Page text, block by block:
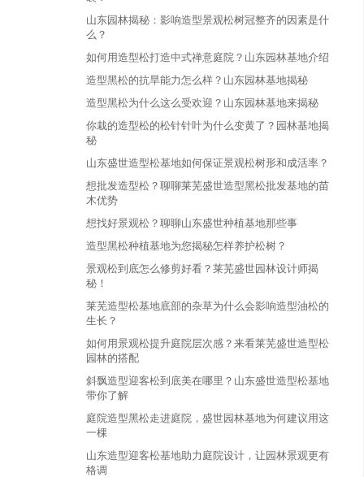
山东园林揭秘：影响造型景观松树冠整齐的因素是什
么？
如何用造型松打造中式禅意庭院？山东园林基地介绍
造型黑松的抗旱能力怎么样？山东园林基地揭秘
造型黑松为什么这么受欢迎？山东园林基地来揭秘
你栽的造型松的松针针叶为什么变黄了？园林基地揭
秘
山东盛世造型松基地如何保证景观松树形和成活率？
想批发造型松？聊聊莱芜盛世造型黑松批发基地的苗
木优势
想找好景观松？聊聊山东盛世种植基地那些事
造型黑松种植基地为您揭秘怎样养护松树？
景观松到底怎么修剪好看？莱芜盛世园林设计师揭
秘！
莱芜造型松基地底部的杂草为什么会影响造型油松的
生长？
如何用景观松提升庭院层次感？来看莱芜盛世造型松
园林的搭配
斜飘造型迎客松到底美在哪里？山东盛世造型松基地
带你了解
庭院造型黑松走进庭院，盛世园林基地为何建议用这
一棵
山东造型迎客松基地助力庭院设计，让园林景观更有
格调